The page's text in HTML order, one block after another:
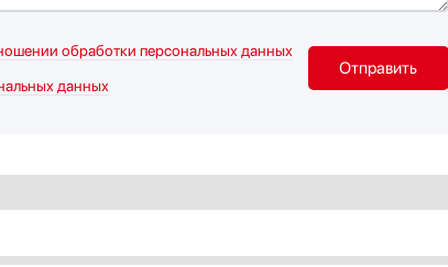
обработки персональных данных
данных